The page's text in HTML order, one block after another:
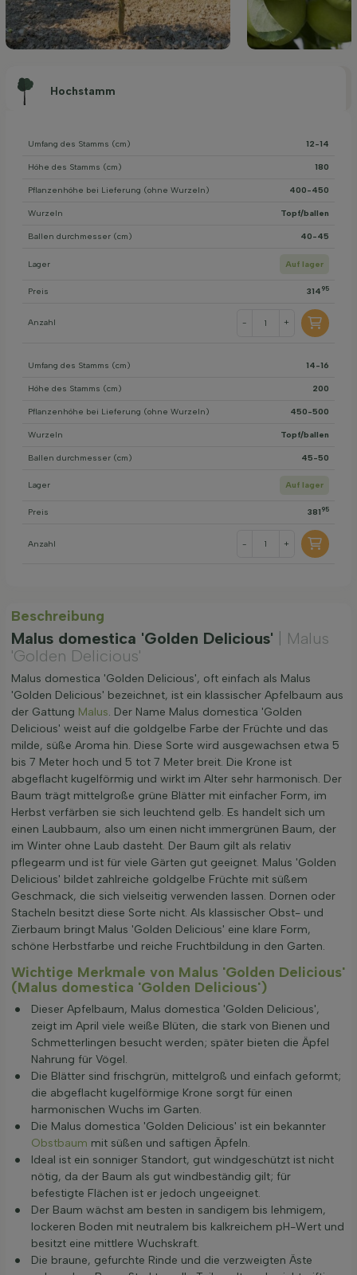
Hochstamm
Umfang des Stamms (cm) 12-14
Höhe des Stamms (cm) 180
Pflanzenhöhe bei Lieferung (ohne Wurzeln) 400-450
Wurzeln Topf/ballen
Ballen durchmesser (cm) 40-45
Lager Auf lager
Preis 314 95
Anzahl - +
Umfang des Stamms (cm) 14-16
Höhe des Stamms (cm) 200
Pflanzenhöhe bei Lieferung (ohne Wurzeln) 450-500
Wurzeln Topf/ballen
Ballen durchmesser (cm) 45-50
Lager Auf lager
Preis 381 95
Anzahl - +
Beschreibung
Malus domestica 'Golden Delicious'
| Malus
'Golden Delicious'
Malus domestica 'Golden Delicious', oft einfach als Malus
'Golden Delicious' bezeichnet, ist ein klassischer Apfelbaum aus
der Gattung Malus. Der Name Malus domestica 'Golden
Delicious' weist auf die goldgelbe Farbe der Früchte und das
milde, süße Aroma hin. Diese Sorte wird ausgewachsen etwa 5
bis 7 Meter hoch und 5 tot 7 Meter breit. Die Krone ist
abgeflacht kugelförmig und wirkt im Alter sehr harmonisch. Der
Baum trägt mittelgroße grüne Blätter mit einfacher Form, im
Herbst verfärben sie sich leuchtend gelb. Es handelt sich um
einen Laubbaum, also um einen nicht immergrünen Baum, der
im Winter ohne Laub dasteht. Der Baum gilt als relativ
pflegearm und ist für viele Gärten gut geeignet. Malus 'Golden
Delicious' bildet zahlreiche goldgelbe Früchte mit süßem
Geschmack, die sich vielseitig verwenden lassen. Dornen oder
Stacheln besitzt diese Sorte nicht. Als klassischer Obst- und
Zierbaum bringt Malus 'Golden Delicious' eine klare Form,
schöne Herbstfarbe und reiche Fruchtbildung in den Garten.
Wichtige Merkmale von Malus 'Golden Delicious'
(Malus domestica 'Golden Delicious')
Dieser Apfelbaum, Malus domestica 'Golden Delicious',
zeigt im April viele weiße Blüten, die stark von Bienen und
Schmetterlingen besucht werden; später bieten die Äpfel
Nahrung für Vögel.
Die Blätter sind frischgrün, mittelgroß und einfach geformt;
die abgeflacht kugelförmige Krone sorgt für einen
harmonischen Wuchs im Garten.
Die Malus domestica 'Golden Delicious' ist ein bekannter
Obstbaum mit süßen und saftigen Äpfeln.
Ideal ist ein sonniger Standort, gut windgeschützt ist nicht
nötig, da der Baum als gut windbeständig gilt; für
befestigte Flächen ist er jedoch ungeeignet.
Der Baum wächst am besten in sandigem bis lehmigem,
lockeren Boden mit neutralem bis kalkreichem pH-Wert und
besitzt eine mittlere Wuchskraft.
Die braune, gefurchte Rinde und die verzweigten Äste